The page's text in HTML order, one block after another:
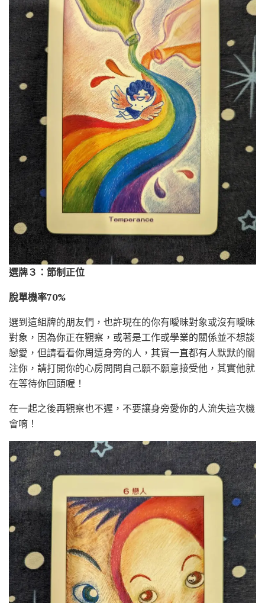
選牌３：節制正位
脫單機率70%
選到這組牌的朋友們，也許現在的你有曖昧對象或沒有曖昧
對象，因為你正在觀察，或著是工作或學業的關係並不想談
戀愛，但請看看你周遭身旁的人，其實一直都有人默默的關
注你，請打開你的心房問問自己願不願意接受他，其實他就
在等待你回頭喔！
在一起之後再觀察也不遲，不要讓身旁愛你的人流失這次機
會唷！